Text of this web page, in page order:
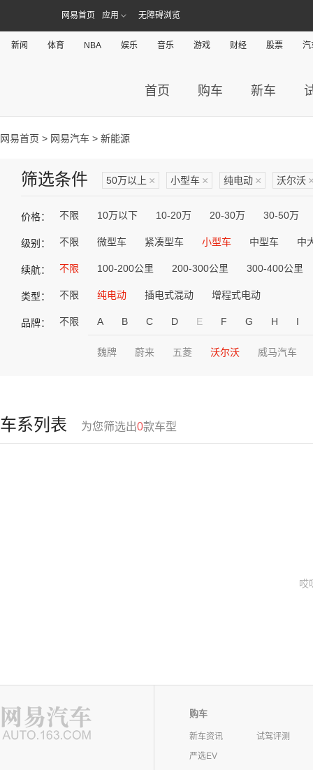
网易首页 应用 无障碍浏览
新闻 体育 NBA 娱乐 音乐 游戏 财经 股票 汽
首页 购车 新车
网易首页 > 网易汽车 > 新能源
筛选条件 50万以上 × 小型车 × 纯电动 × 沃尔沃
价格： 不限 10万以下 10-20万 20-30万 30-50万
级别： 不限 微型车 紧凑型车 小型车 中型车 中
续航： 不限 100-200公里 200-300公里 300-400公里
类型： 不限 纯电动 插电式混动 增程式电动
品牌： 不限 A B C D E F G H I
魏牌 蔚来 五菱 沃尔沃 威马汽车
车系列表 为您筛选出0款车型
哎
购车
新车资讯
试驾评测
严选EV